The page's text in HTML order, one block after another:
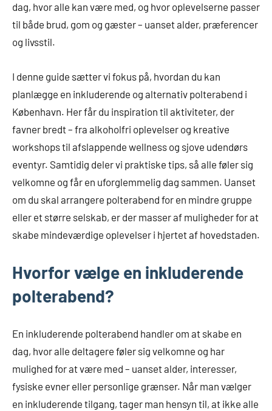
dag, hvor alle kan være med, og hvor oplevelserne passer
til både brud, gom og gæster – uanset alder, præferencer
og livsstil.
I denne guide sætter vi fokus på, hvordan du kan
planlægge en inkluderende og alternativ polterabend i
København. Her får du inspiration til aktiviteter, der
favner bredt – fra alkoholfri oplevelser og kreative
workshops til afslappende wellness og sjove udendørs
eventyr. Samtidig deler vi praktiske tips, så alle føler sig
velkomne og får en uforglemmelig dag sammen. Uanset
om du skal arrangere polterabend for en mindre gruppe
eller et større selskab, er der masser af muligheder for at
skabe mindeværdige oplevelser i hjertet af hovedstaden.
Hvorfor vælge en inkluderende
polterabend?
En inkluderende polterabend handler om at skabe en
dag, hvor alle deltagere føler sig velkomne og har
mulighed for at være med – uanset alder, interesser,
fysiske evner eller personlige grænser. Når man vælger
en inkluderende tilgang, tager man hensyn til, at ikke alle